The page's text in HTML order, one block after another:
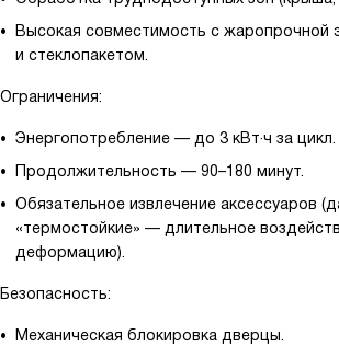
Высокая совместимость с жаропрочной
и стеклопакетом.
Ограничения:
Энергопотребление — до 3 кВт·ч за цикл.
Продолжительность — 90–180 минут.
Обязательное извлечение аксессуаров
«термостойкие» — длительное
деформацию).
Безопасность:
Механическая блокировка дверцы.